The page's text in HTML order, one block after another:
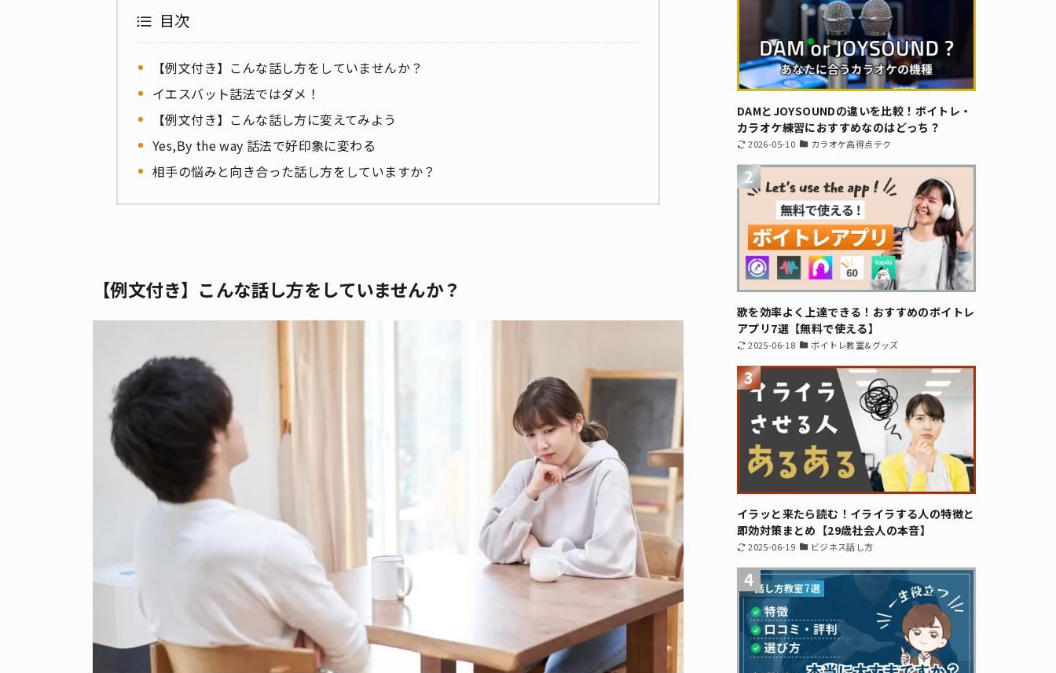
目次
【例文付き】こんな話し方をしていませんか？
イエスバット話法ではダメ！
【例文付き】こんな話し方に変えてみよう
Yes,By the way 話法で好印象に変わる
相手の悩みと向き合った話し方をしていますか？
【例文付き】こんな話し方をしていませんか？
DAMとJOYSOUNDの違いを比較！ボイトレ・
カラオケ練習におすすめなのはどっち？
2026-05-10 カラオケ高得点テク
2
歌を効率よく上達できる！おすすめのボイトレ
アプリ7選【無料で使える】
2025-06-18 ボイトレ教室&グッズ
3
イラッと来たら読む！イライラする人の特徴と
即効対策まとめ【29歳社会人の本音】
2025-06-19 ビジネス話し方
4